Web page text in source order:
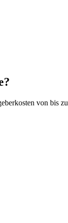
?
von bis zu